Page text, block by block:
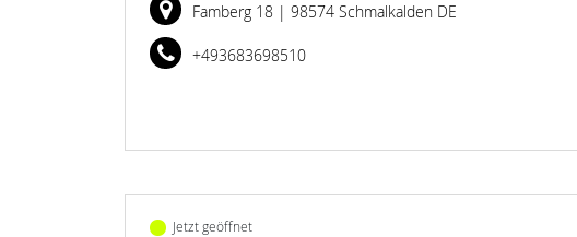
Famberg 18 | 98574 Schmalkalden DE
+493683698510
Jetzt geöffnet